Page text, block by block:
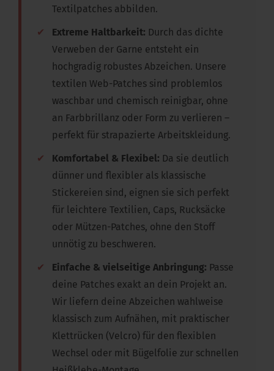
Textilpatches abbilden.
✔
Extreme Haltbarkeit: Durch das dichte
Verweben der Garne entsteht ein
hochgradig robustes Abzeichen. Unsere
textilen Web-Patches sind problemlos
waschbar und chemisch reinigbar, ohne
an Farbbrillanz oder Form zu verlieren –
perfekt für strapazierte Arbeitskleidung.
✔
Komfortabel & Flexibel: Da sie deutlich
dünner und flexibler als klassische
Stickereien sind, eignen sie sich perfekt
für leichtere Textilien, Caps, Rucksäcke
oder Mützen-Patches, ohne den Stoff
unnötig zu beschweren.
✔
Einfache & vielseitige Anbringung: Passe
deine Patches exakt an dein Projekt an.
Wir liefern deine Abzeichen wahlweise
klassisch zum Aufnähen, mit praktischer
Klettrücken (Velcro) für den flexiblen
Wechsel oder mit Bügelfolie zur schnellen